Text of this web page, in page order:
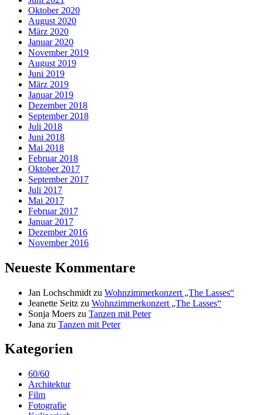
Oktober 2020
August 2020
März 2020
Januar 2020
November 2019
August 2019
Juni 2019
März 2019
Januar 2019
Dezember 2018
September 2018
Juli 2018
Juni 2018
Mai 2018
Februar 2018
Oktober 2017
September 2017
Juli 2017
Mai 2017
Februar 2017
Januar 2017
Dezember 2016
November 2016
Neueste Kommentare
Jan Lochschmidt zu Wohnzimmerkonzert „The Lasses“
Jeanette Seitz zu Wohnzimmerkonzert „The Lasses“
Sonja Moers zu Tanzen mit Peter
Jana zu Tanzen mit Peter
Kategorien
60/60
Architektur
Film
Fotografie